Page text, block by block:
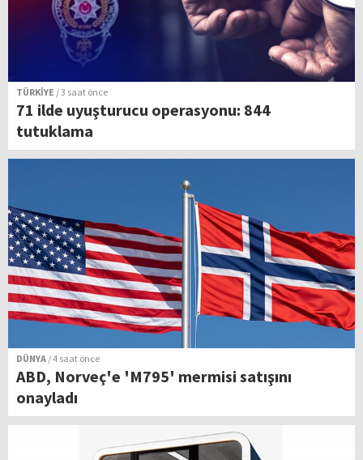
TÜRKİYE / 3 saat önce
71 ilde uyuşturucu operasyonu: 844
tutuklama
DÜNYA / 4 saat önce
ABD, Norveç'e 'M795' mermisi satışını
onayladı